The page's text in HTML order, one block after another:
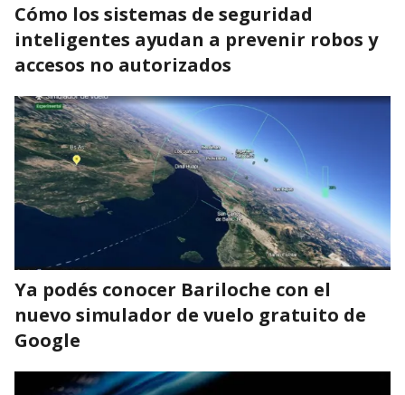
Cómo los sistemas de seguridad
inteligentes ayudan a prevenir robos y
accesos no autorizados
Ya podés conocer Bariloche con el
nuevo simulador de vuelo gratuito de
Google